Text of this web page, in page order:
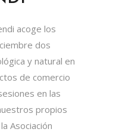
acoge los
dos
y natural en
de comercio
en las
propios
Asociación